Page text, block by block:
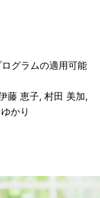
グラムの適用可能
藤 恵子, 村田 美加,
かり